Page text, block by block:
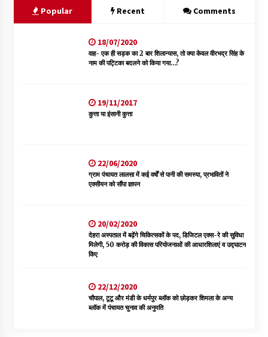
Popular Recent Comments
18/07/2020
वाह- एक ही सड़क का 2 बार शिलान्यास, तो क्या केवल वीरभद्र सिंह के
नाम की पट्टिका बदलने को किया गया…?
19/11/2017
कुत्ता या इंसानी कुत्ता
22/06/2020
ग्राम पंचायत लालसा में कई वर्षों से पानी की समस्या, प्रभावितों ने
एक्सीयन को सौंपा ज्ञापन
20/02/2020
देहरा अस्पताल में बढ़ेंगे चिकित्सकों के पद, डिजिटल एक्स-रे की सुविधा
मिलेगी, 50 करोड़ की विकास परियोजनाओं की आधारशिलाएं व उद्घाटन
किए
22/12/2020
चौपाल, टूटू और मंडी के धर्मपुर ब्लॉक को छोड़कर शिमला के अन्य
ब्लॉक में पंचायत चुनाव की अनुमति